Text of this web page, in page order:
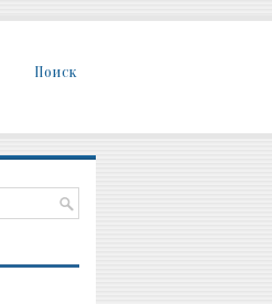
Поиск